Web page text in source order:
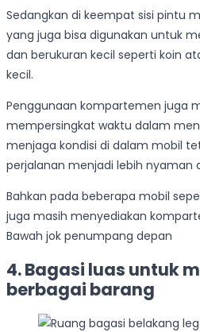
Sedangkan di keempat sisi pintu
yang juga bisa digunakan untuk
dan berukuran kecil seperti koin
kecil.
Penggunaan kompartemen juga
mempersingkat waktu dalam
menjaga kondisi di dalam mobil
perjalanan menjadi lebih nyaman
Bahkan pada beberapa mobil
juga masih menyediakan
Bawah jok penumpang depan
4. Bagasi luas untuk
berbagai barang